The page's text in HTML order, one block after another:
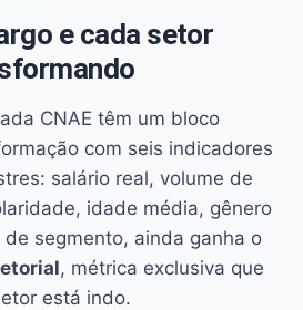
e cada setor
CNAE têm um bloco
com seis indicadores
salário real, volume de
idade média, gênero
segmento, ainda ganha o
, métrica exclusiva que
está indo.